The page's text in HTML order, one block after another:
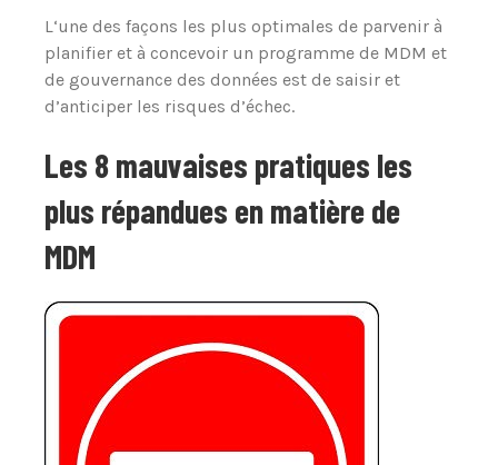
L‘une des façons les plus optimales de parvenir à
planifier et à concevoir un programme de MDM et
de gouvernance des données est de saisir et
d’anticiper les risques d’échec.
Les 8 mauvaises pratiques les
plus répandues en matière de
MDM